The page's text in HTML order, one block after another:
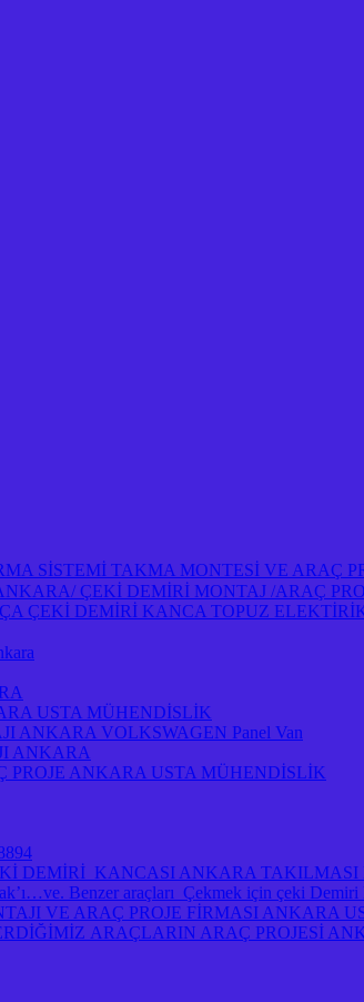
SİSTEMİ TAKMA MONTESİ VE ARAÇ
ÇEKİ DEMİRİ MONTAJ /ARAÇ
ÇEKİ DEMİRİ KANCA TOPUZ
USTA MÜHENDİSLİK
ANKARA VOLKSWAGEN Panel Van
ANKARA
ANKARA USTA MÜHENDİSLİK
DEMİRİ KANCASI ANKARA
Benzer araçları Çekmek için çeki Demiri
VE ARAÇ PROJE FİRMASI ANKARA
ARAÇLARIN ARAÇ PROJESİ